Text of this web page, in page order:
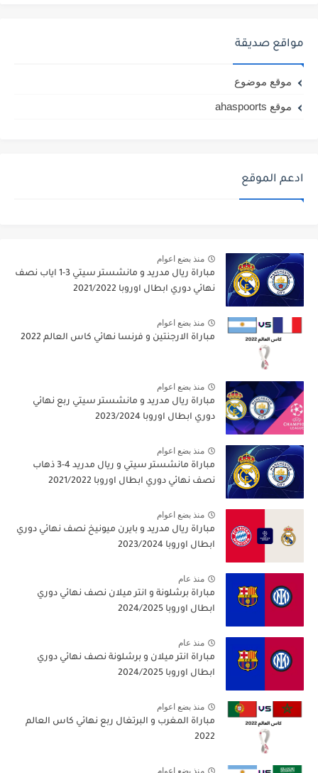
مواقع صديقة
موقع موضوع
موقع ahaspoorts
ادعم الموقع
منذ بضع اعوام
مباراة ريال مدريد و مانشستر سيتي 3-1 اياب نصف
نهائي دوري ابطال اوروبا 2021/2022
منذ بضع اعوام
مباراة الارجنتين و فرنسا نهائي كاس العالم 2022
منذ بضع اعوام
مباراة ريال مدريد و مانشستر سيتي ربع نهائي
دوري ابطال اوروبا 2023/2024
منذ بضع اعوام
مباراة مانشستر سيتي و ريال مدريد 4-3 ذهاب
نصف نهائي دوري ابطال اوروبا 2021/2022
منذ بضع اعوام
مباراة ريال مدريد و بايرن ميونيخ نصف نهائي دوري
ابطال اوروبا 2023/2024
منذ عام
مباراة برشلونة و انتر ميلان نصف نهائي دوري
ابطال اوروبا 2024/2025
منذ عام
مباراة انتر ميلان و برشلونة نصف نهائي دوري
ابطال اوروبا 2024/2025
منذ بضع اعوام
مباراة المغرب و البرتغال ربع نهائي كاس العالم
2022
منذ بضع اعوام